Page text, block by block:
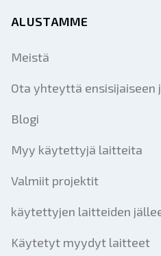
ALUSTAMME
Meistä
Ota yhteyttä ensisijaiseen
Blogi
Myy käytettyjä laitteita
Valmiit projektit
käytettyjen laitteiden
Käytetyt myydyt laitteet